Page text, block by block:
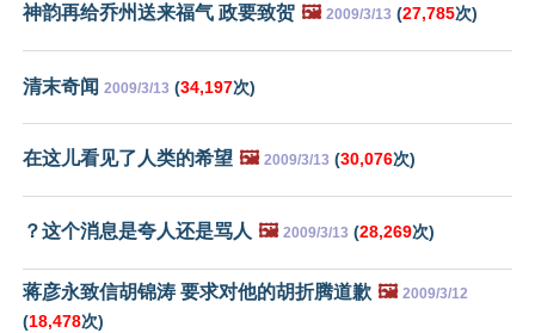
神韵再给乔州送来福气 政要致贺 🖼️ 2009/3/13 (27,785次)
清末奇闻 2009/3/13 (34,197次)
在这儿看见了人类的希望 🖼️ 2009/3/13 (30,076次)
？这个消息是夸人还是骂人 🖼️ 2009/3/13 (28,269次)
蒋彦永致信胡锦涛 要求对他的胡折腾道歉 🖼️ 2009/3/12
(18,478次)